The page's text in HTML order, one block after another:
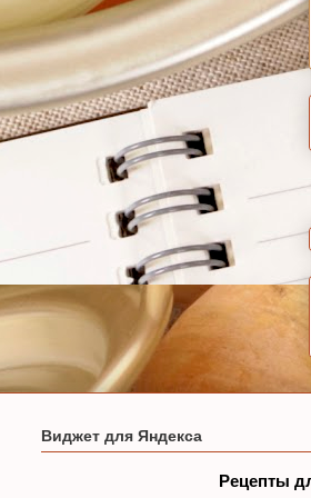
Виджет для Яндекса
Рецепты